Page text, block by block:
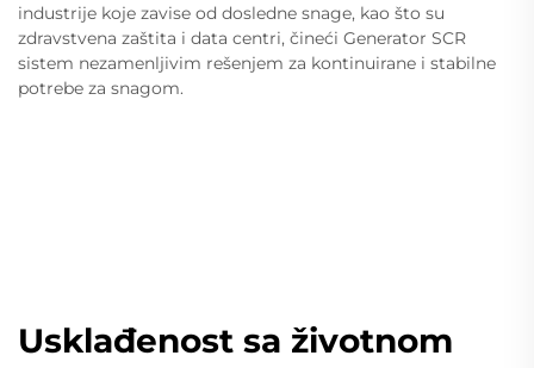
industrije koje zavise od dosledne snage, kao što su
zdravstvena zaštita i data centri, čineći Generator SCR
sistem nezamenljivim rešenjem za kontinuirane i stabilne
potrebe za snagom.
Usklađenost sa životnom